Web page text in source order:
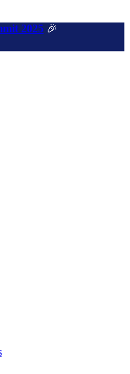
2025 🎉️